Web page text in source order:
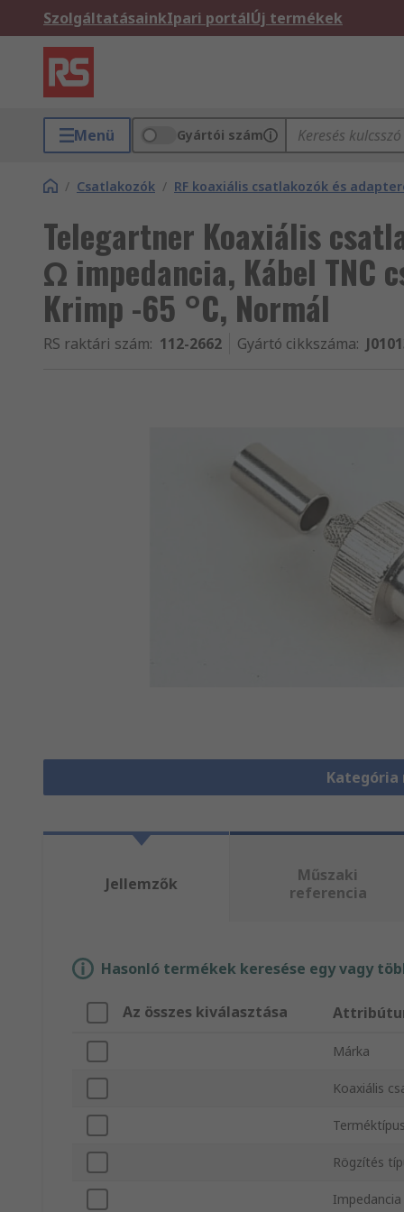
SzolgáltatásainkIpari portálÚj termékek
Menü Gyártói szám
/ Csatlakozók / RF koaxiális csatlakozók és
Telegartner Koaxiális
Ω impedancia, Kábel TNC
Krimp -65 °C, Normál
RS raktári szám: 112-2662 Gyártó cikkszáma:
Jellemzők
Műszaki
referencia
Hasonló termékek keresése egy vagy
Az összes kiválasztása
Márka
Koaxiális
Terméktípus
Rögzítés
Impedancia